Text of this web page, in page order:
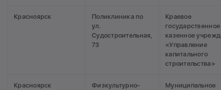
Красноярск
Поликлиника по
ул.
Судостроительная,
73
Краевое
государственное
казенное
«Управление
капитального
строительства»
Красноярск
Физкультурно-
Муниципальное